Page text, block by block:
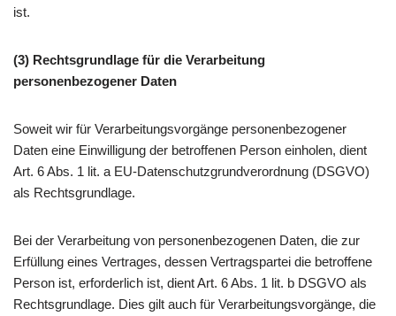
ist.
(3) Rechtsgrundlage für die Verarbeitung
personenbezogener Daten
Soweit wir für Verarbeitungsvorgänge personenbezogener
Daten eine Einwilligung der betroffenen Person einholen, dient
Art. 6 Abs. 1 lit. a EU-Datenschutzgrundverordnung (DSGVO)
als Rechtsgrundlage.
Bei der Verarbeitung von personenbezogenen Daten, die zur
Erfüllung eines Vertrages, dessen Vertragspartei die betroffene
Person ist, erforderlich ist, dient Art. 6 Abs. 1 lit. b DSGVO als
Rechtsgrundlage. Dies gilt auch für Verarbeitungsvorgänge, die